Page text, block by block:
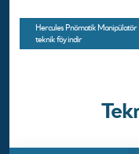
Hercules Pnömatik Manipülatör
teknik föy indir